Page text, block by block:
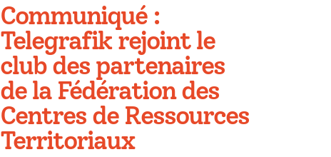
Communiqué :
Telegrafik rejoint le
club des partenaires
de la Fédération des
Centres de Ressources
Territoriaux